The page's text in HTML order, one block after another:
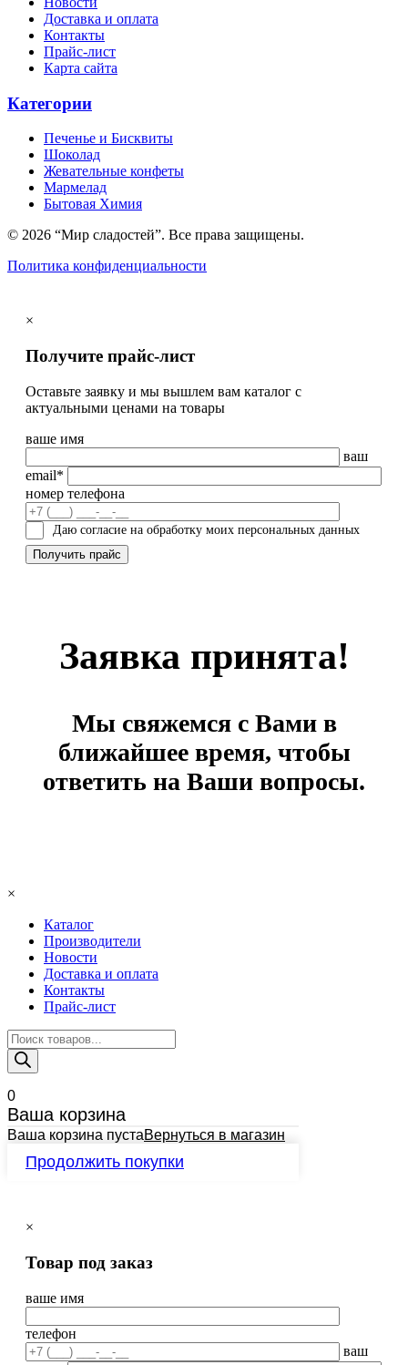
Доставка и оплата
Контакты
Прайс-лист
Карта сайта
Категории
Печенье и Бисквиты
Шоколад
Жевательные конфеты
Мармелад
Бытовая Химия
© 2026 “Мир сладостей”. Все права защищены.
Политика конфиденциальности
×
Получите прайс-лист
Оставьте заявку и мы вышлем вам каталог с
актуальными ценами на товары
ваше имя
ваш
email*
номер телефона
Даю согласие на обработку моих персональных данных
Заявка принята!
Мы свяжемся с Вами в
ближайшее время, чтобы
ответить на Ваши вопросы.
×
Каталог
Производители
Новости
Доставка и оплата
Контакты
Прайс-лист
Поиск
товаров
0
Ваша корзина
Ваша корзина пустаВернуться в магазин
Продолжить покупки
×
Товар под заказ
ваше имя
телефон
ваш